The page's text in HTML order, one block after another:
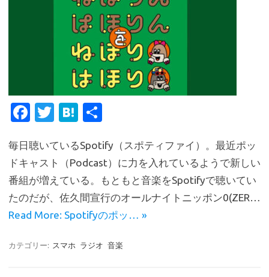
Fa
e
b
o
o
T
it
te
r
H
e
n
a
毎日聴いているSpotify（スポティファイ）。最近ポッ
ドキャスト（Podcast）に力を入れているようで新しい
番組が増えている。もともと音楽をSpotifyで聴いてい
たのだが、佐久間宣行のオールナイトニッポン0(ZER…
Read More: Spotifyのポッ… »
カテゴリー: スマホ ラジオ 音楽